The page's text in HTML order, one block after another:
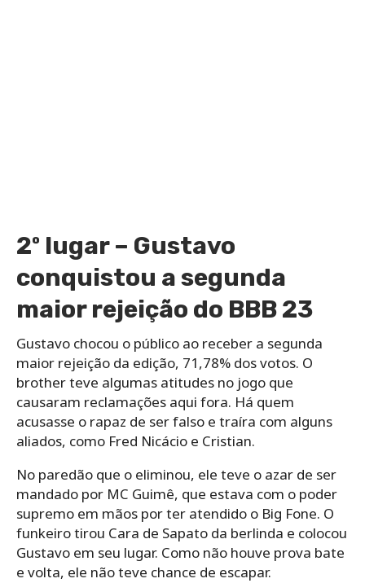
2º lugar – Gustavo
conquistou a segunda
maior rejeição do BBB 23
Gustavo chocou o público ao receber a segunda
maior rejeição da edição, 71,78% dos votos. O
brother teve algumas atitudes no jogo que
causaram reclamações aqui fora. Há quem
acusasse o rapaz de ser falso e traíra com alguns
aliados, como Fred Nicácio e Cristian.
No paredão que o eliminou, ele teve o azar de ser
mandado por MC Guimê, que estava com o poder
supremo em mãos por ter atendido o Big Fone. O
funkeiro tirou Cara de Sapato da berlinda e colocou
Gustavo em seu lugar. Como não houve prova bate
e volta, ele não teve chance de escapar.